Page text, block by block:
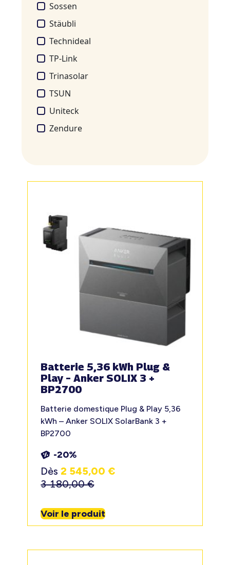
Sossen
Stäubli
Technideal
TP-Link
Trinasolar
TSUN
Uniteck
Zendure
Batterie 5,36 kWh Plug &
Play – Anker SOLIX 3 +
BP2700
Batterie domestique Plug & Play 5,36
kWh – Anker SOLIX SolarBank 3 +
BP2700
-20%
Dès 2 545,00€
3 180,00€
Voir le produit